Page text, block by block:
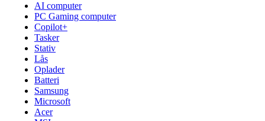
AI computer
PC Gaming computer
Copilot+
Tasker
Stativ
Lås
Oplader
Batteri
Samsung
Microsoft
Acer